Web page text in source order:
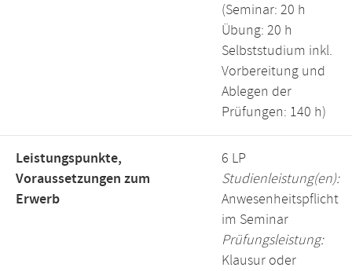
(Seminar: 20 h
Übung: 20 h
Selbststudium inkl.
Vorbereitung und
Ablegen der
Prüfungen: 140 h)
Leistungspunkte,
Voraussetzungen zum
Erwerb
6 LP
Studienleistung(en):
Anwesenheitspflicht
im Seminar
Prüfungsleistung:
Klausur oder